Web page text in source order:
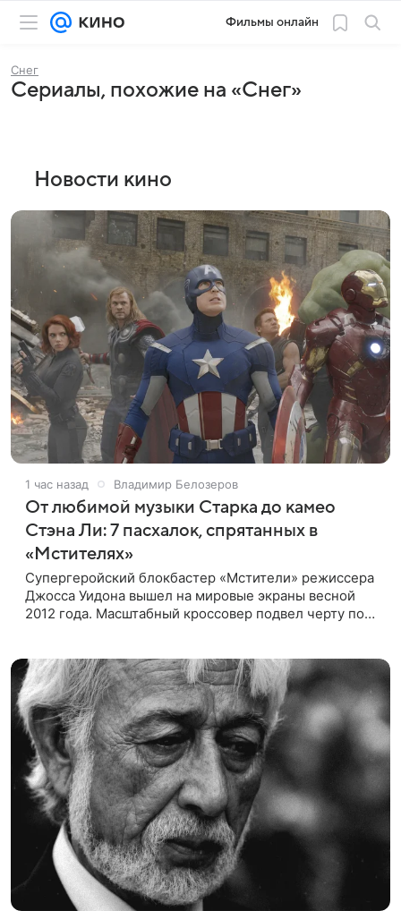
Фильмы онлайн
Снег
Сериалы, похожие на «Снег»
Новости кино
1 час назад Владимир Белозеров
От любимой музыки Старка до камео
Стэна Ли: 7 пасхалок, спрятанных в
«Мстителях»
Супергеройский блокбастер «Мстители» режиссера
Джосса Уидона вышел на мировые экраны весной
2012 года. Масштабный кроссовер подвел черту под